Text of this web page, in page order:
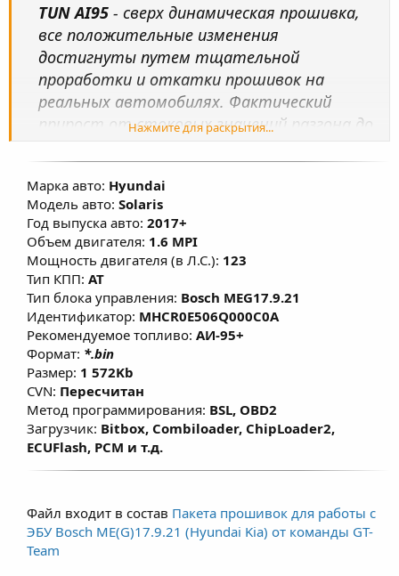
а
н
и
я
TUN AI95 - сверх динамическая прошивка,
все положительные изменения
достигнуты путем тщательной
проработки и откатки прошивок на
реальных автомобилях. Фактический
прирост от стоковых значений разгона до
АИ95! Произведена настройка карт
топливоподачи, УОЗ, коррекции УОЗ,
системы изменения фаз ГРМ, изменены
факторы, влияющие на расчет моментной
модели, переработаны алгоритмы
включения кондиционера в мощностном
режиме, что позволяет улучшить
эластичность и динамику без
существенного изменения расхода
топлива. Данные решения предназначены
для повседневной езды при этом не влияет
на ресурс двигателя, а в большинстве
случаев при использовании
рекомендованного топлива (согласно ТТХ
позволяет продлить срок службы ДВС. Для
атмосферных двигателей прирост по
Нажмите для раскрытия...
Марка авто: Hyundai
Модель авто: Solaris
Год выпуска авто: 2017+
Объем двигателя: 1.6 MPI
Мощность двигателя (в Л.С.): 123
Тип КПП: AT
Тип блока управления: Bosch MEG17.9.21
Идентификатор: MHCR0E506Q000C0A
Рекомендуемое топливо: АИ-95+
Формат: *.bin
Размер: 1 572Kb
CVN: Пересчитан
Метод программирования: BSL, OBD2
Загрузчик: Bitbox, Combiloader, ChipLoader2,
ECUFlash, PCM и т.д.
Файл входит в состав Пакета прошивок для работы с
ЭБУ Bosch ME(G)17.9.21 (Hyundai Kia) от команды GT-
Team